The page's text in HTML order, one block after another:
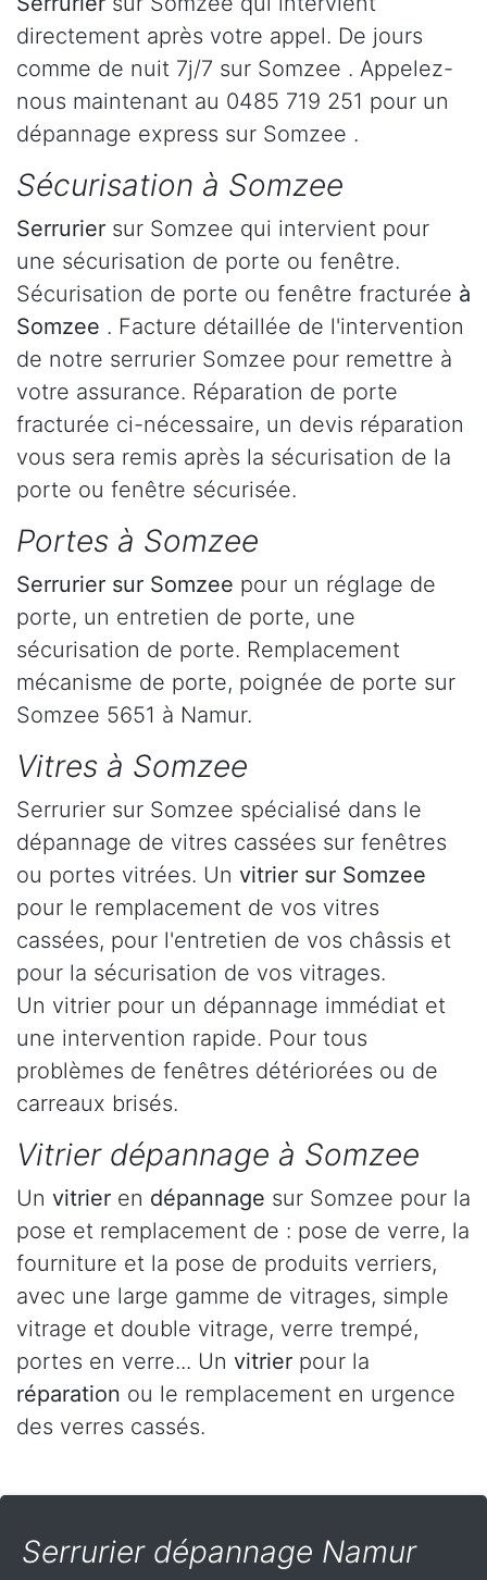
directement après votre appel. De jours
comme de nuit 7j/7 sur Somzee . Appelez-
nous maintenant au 0485 719 251 pour un
dépannage express sur Somzee .
Sécurisation à Somzee
Serrurier sur Somzee qui intervient pour
une sécurisation de porte ou fenêtre.
Sécurisation de porte ou fenêtre fracturée à
Somzee . Facture détaillée de l'intervention
de notre serrurier Somzee pour remettre à
votre assurance. Réparation de porte
fracturée ci-nécessaire, un devis réparation
vous sera remis après la sécurisation de la
porte ou fenêtre sécurisée.
Portes à Somzee
Serrurier sur Somzee pour un réglage de
porte, un entretien de porte, une
sécurisation de porte. Remplacement
mécanisme de porte, poignée de porte sur
Somzee 5651 à Namur.
Vitres à Somzee
Serrurier sur Somzee spécialisé dans le
dépannage de vitres cassées sur fenêtres
ou portes vitrées. Un vitrier sur Somzee
pour le remplacement de vos vitres
cassées, pour l'entretien de vos châssis et
pour la sécurisation de vos vitrages.
Un vitrier pour un dépannage immédiat et
une intervention rapide. Pour tous
problèmes de fenêtres détériorées ou de
carreaux brisés.
Vitrier dépannage à Somzee
Un vitrier en dépannage sur Somzee pour la
pose et remplacement de : pose de verre, la
fourniture et la pose de produits verriers,
avec une large gamme de vitrages, simple
vitrage et double vitrage, verre trempé,
portes en verre... Un vitrier pour la
réparation ou le remplacement en urgence
des verres cassés.
Serrurier dépannage Namur